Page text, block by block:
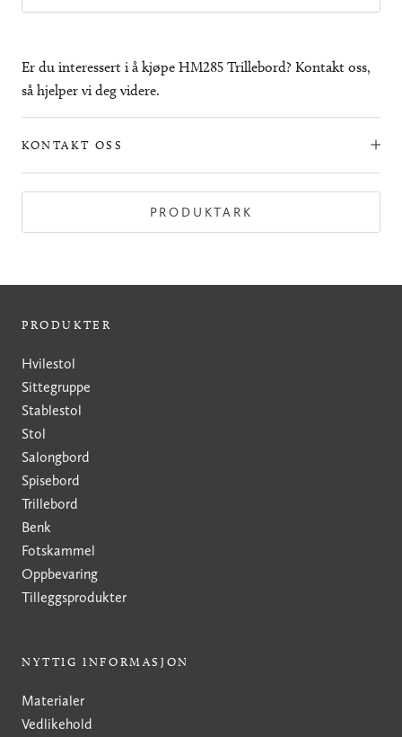
Er du interessert i å kjøpe HM285 Trillebord? Kontakt oss,
så hjelper vi deg videre.
KONTAKT OSS
PRODUKTARK
PRODUKTER
Hvilestol
Sittegruppe
Stablestol
Stol
Salongbord
Spisebord
Trillebord
Benk
Fotskammel
Oppbevaring
Tilleggsprodukter
NYTTIG INFORMASJON
Materialer
Vedlikehold